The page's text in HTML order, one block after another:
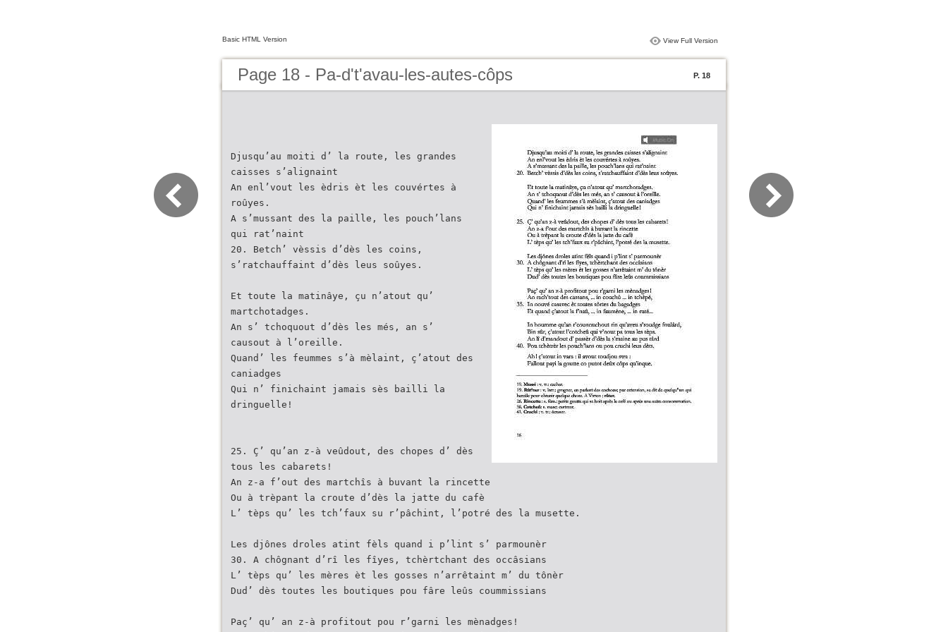
Basic HTML Version View Full Version
Page 18 - Pa-d't'avau-les-autes-côps P. 18
Djusqu’au moiti d’ la route, les grandes
caisses s’alignaint
An enl’vout les èdris èt les couvértes à
roûyes.
A s’mussant des la paille, les pouch’lans
qui rat’naint
20. Betch’ vèssis d’dès les coins,
s’ratchauffaint d’dès leus soûyes.
Et toute la matinâye, çu n’atout qu’
martchotadges.
An s’ tchoquout d’dès les més, an s’
causout à l’oreille.
Quand’ les feummes s’à mèlaint, ç’atout des
caniadges
Qui n’ finichaint jamais sès bailli la
dringuelle!
25. Ç’ qu’an z-à veûdout, des chopes d’ dès
tous les cabarets!
An z-a f’out des martchîs à buvant la rincette
Ou à trèpant la croute d’dès la jatte du cafè
L’ tèps qu’ les tch’faux su r’pâchint, l’potré des la musette.
Les djônes droles atint fèls quand i p’lint s’ parmounèr
30. A chôgnant d’rî les fîyes, tchèrtchant des occâsians
L’ tèps qu’ les mères èt les gosses n’arrêtaint m’ du tônèr
Dud’ dès toutes les boutiques pou fâre leûs coummissians
Paç’ qu’ an z-à profitout pou r’garni les mènadges!